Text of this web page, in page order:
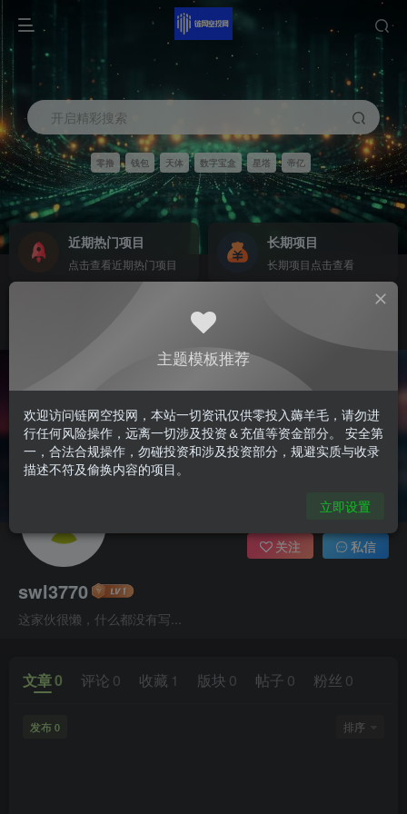
开启精彩搜索
零撸 钱包 天体 数字宝盒 星塔 帝亿
近期热门项目
点击查看近期热门项目
长期项目
长期项目点击查看
swl3770
这家伙很懒，什么都没有写...
关注 私信
文章0 评论 0 收藏 1 版块 0 帖子 0 粉丝 0
发布 0 排序
主题模板推荐
欢迎访问链网空投网，本站一切资讯仅供零投入薅羊毛，请勿进
行任何风险操作，远离一切涉及投资＆充值等资金部分。 安全第
一，合法合规操作，勿碰投资和涉及投资部分，规避实质与收录
描述不符及偷换内容的项目。
立即设置